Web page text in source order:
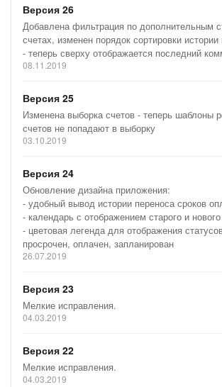
Версия 26
Добавлена фильтрация по дополнительным
счетах, изменен порядок сортировки
- теперь сверху отображается последний
08.11.2019
Версия 25
Изменена выборка счетов - теперь шаблоны
счетов не попадают в выборку
03.10.2019
Версия 24
Обновление дизайна приложения:
- удобный вывод истории переноса сроков
- календарь с отображением старого и
- цветовая легенда для отображения
просрочен, оплачен, запланирован
26.07.2019
Версия 23
Мелкие исправления.
04.03.2019
Версия 22
Мелкие исправления.
04.03.2019